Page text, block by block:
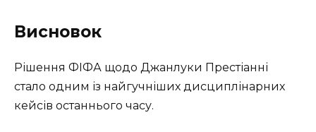
Висновок
Рішення ФІФА щодо Джанлуки Престіанні
стало одним із найгучніших дисциплінарних
кейсів останнього часу.